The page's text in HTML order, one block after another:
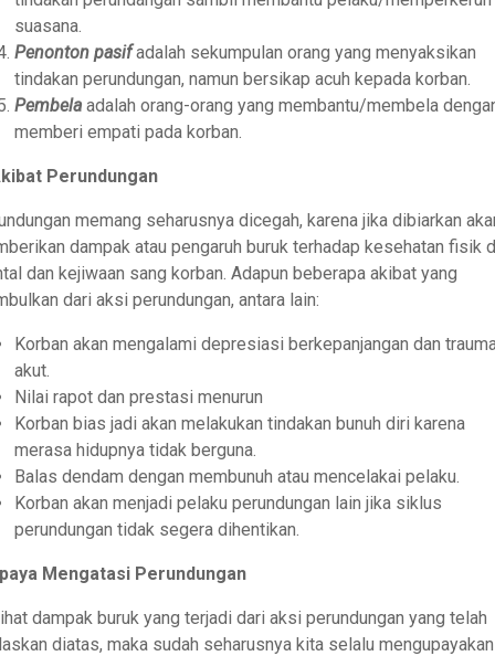
suasana.
Penonton pasifadalah sekumpulan orang yang menyaksikan
tindakan perundungan, namun bersikap acuh kepada korban.
Pembela adalah orang-orang yang membantu/membela
memberi empati pada korban.
Perundungan
memang seharusnya dicegah, karena jika dibiarkan
dampak atau pengaruh buruk terhadap kesehatan fisik
dan kejiwaan sang korban. Adapun beberapa akibat yang
dari aksi perundungan, antara lain:
Korban akan mengalami depresiasi berkepanjangan dan
akut.
Nilai rapot dan prestasi menurun
Korban bias jadi akan melakukan tindakan bunuh diri karena
merasa hidupnya tidak berguna.
Balas dendam dengan membunuh atau mencelakai pelaku.
Korban akan menjadi pelaku perundungan lain jika siklus
perundungan tidak segera dihentikan.
Mengatasi Perundungan
dampak buruk yang terjadi dari aksi perundungan yang telah
diatas, maka sudah seharusnya kita selalu mengupayakan